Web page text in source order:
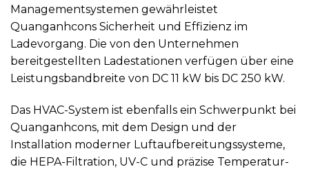
Managementsystemen gewährleistet
Quanganhcons Sicherheit und Effizienz im
Ladevorgang. Die von den Unternehmen
bereitgestellten Ladestationen verfügen über eine
Leistungsbandbreite von DC 11 kW bis DC 250 kW.
Das HVAC-System ist ebenfalls ein Schwerpunkt bei
Quanganhcons, mit dem Design und der
Installation moderner Luftaufbereitungssysteme,
die HEPA-Filtration, UV-C und präzise Temperatur-